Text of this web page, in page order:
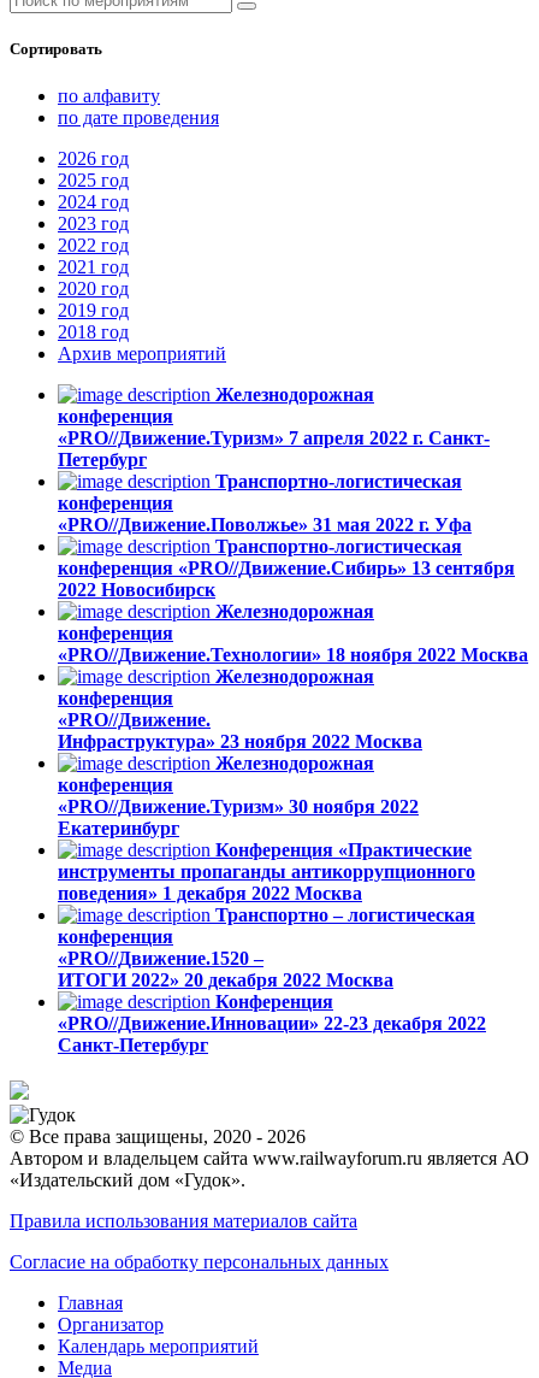
Сортировать
по алфавиту
по дате проведения
2026 год
2025 год
2024 год
2023 год
2022 год
2021 год
2020 год
2019 год
2018 год
Архив мероприятий
Железнодорожная
конференция
«PRO//Движение.Туризм» 7 апреля 2022 г. Санкт-
Петербург
Транспортно-логистическая
конференция
«PRO//Движение.Поволжье» 31 мая 2022 г. Уфа
Транспортно-логистическая
конференция «PRO//Движение.Сибирь» 13 cентября
2022 Новосибирск
Железнодорожная
конференция
«PRO//Движение.Технологии» 18 ноября 2022 Москва
Железнодорожная
конференция
«PRO//Движение.
Инфраструктура» 23 ноября 2022 Москва
Железнодорожная
конференция
«PRO//Движение.Туризм» 30 ноября 2022
Екатеринбург
Конференция «Практические
инструменты пропаганды антикоррупционного
поведения» 1 декабря 2022 Москва
Транспортно – логистическая
конференция
«PRO//Движение.1520 –
ИТОГИ 2022» 20 декабря 2022 Москва
Конференция
«PRO//Движение.Инновации» 22-23 декабря 2022
Санкт-Петербург
© Все права защищены, 2020 - 2026
Автором и владельцем сайта www.railwayforum.ru является АО
«Издательский дом «Гудок».
Правила использования материалов сайта
Согласие на обработку персональных данных
Главная
Организатор
Календарь мероприятий
Медиа